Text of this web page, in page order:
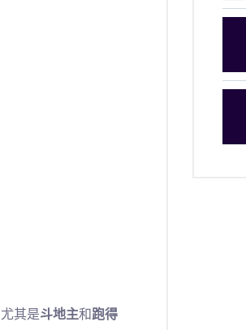
其是斗地主和跑得